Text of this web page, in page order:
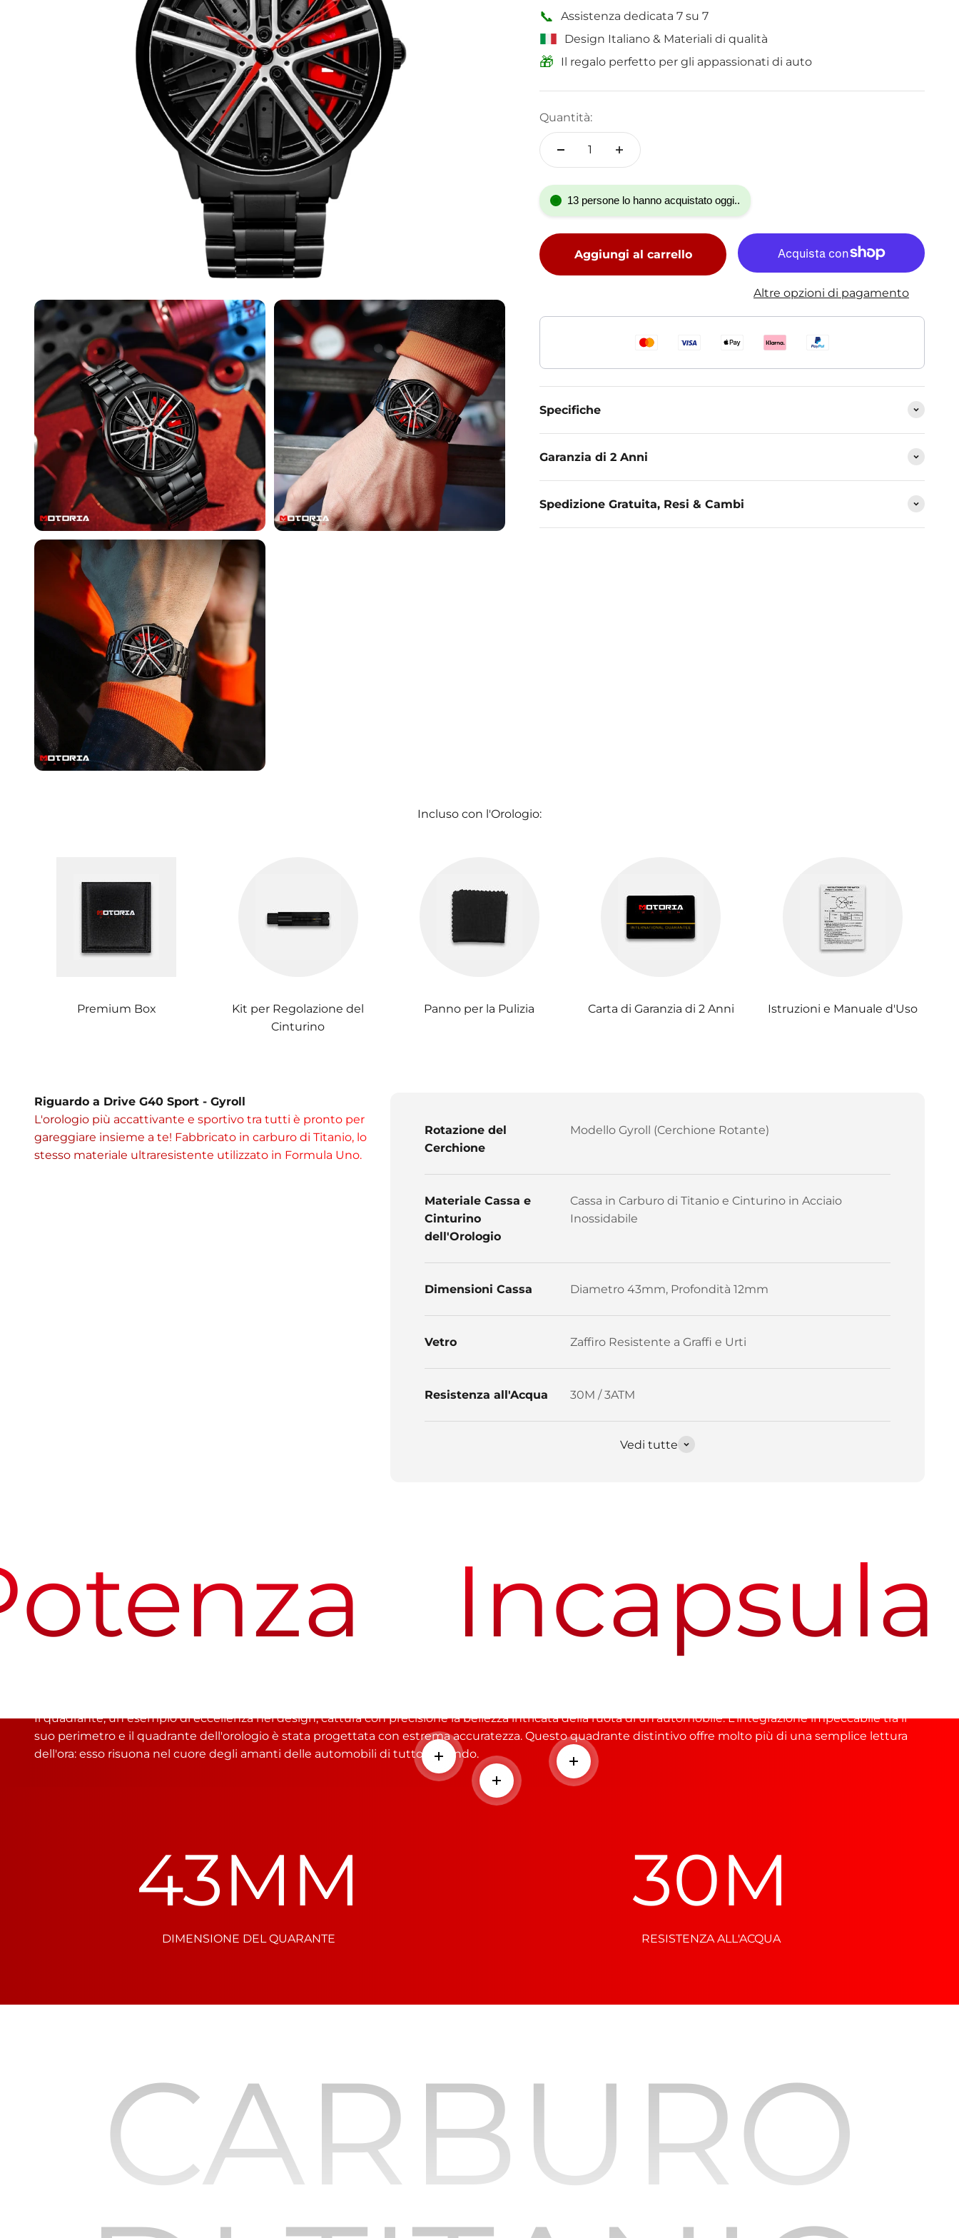
📞
Assistenza dedicata 7 su 7
Design Italiano & Materiali di qualità
🎁 Il regalo perfetto per gli appassionati di auto
Quantità:
13 persone lo hanno acquistato oggi..
Aggiungi al carrello
Altre opzioni di pagamento
Specifiche
Garanzia di 2 Anni
Spedizione Gratuita, Resi & Cambi
Incluso con l'Orologio:
Premium Box
Kit per Regolazione del
Cinturino
Panno per la Pulizia Carta di Garanzia di 2 Anni Istruzioni e Manuale d'Uso
Riguardo a Drive G40 Sport - Gyroll
L'orologio più accattivante e sportivo tra tutti è pronto per
gareggiare insieme a te! Fabbricato in carburo di Titanio, lo
stesso materiale ultraresistente utilizzato in Formula Uno.
Rotazione del
Cerchione
Modello Gyroll (Cerchione Rotante)
Materiale Cassa e
Cinturino
dell'Orologio
Cassa in Carburo di Titanio e Cinturino in Acciaio
Inossidabile
Dimensioni Cassa Diametro 43mm, Profondità 12mm
Vetro Zaffiro Resistente a Graffi e Urti
Resistenza all'Acqua 30M / 3ATM
Vedi tutte
Incapsula
Il quadrante, un esempio di eccellenza nel design, cattura con precisione la bellezza intricata della ruota di un'automobile. L'integrazione impeccabile tra il
suo perimetro e il quadrante dell'orologio è stata progettata con estrema accuratezza. Questo quadrante distintivo offre molto più di una semplice lettura
dell'ora: esso risuona nel cuore degli amanti delle automobili di tutto il mondo.
Per saperne di più
Per saperne di più
Per saperne di più
43MM
DIMENSIONE DEL QUARANTE
30M
RESISTENZA ALL'ACQUA
CARBURO